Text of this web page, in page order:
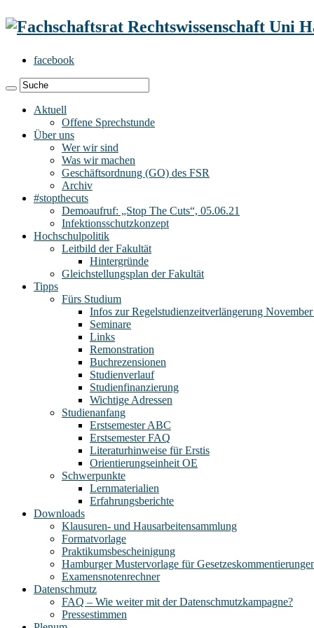
facebook
Aktuell
Offene Sprechstunde
Über uns
Wer wir sind
Was wir machen
Geschäftsordnung (GO) des FSR
Archiv
#stopthecuts
Demoaufruf: „Stop The Cuts“, 05.06.21
Infektionsschutzkonzept
Hochschulpolitik
Leitbild der Fakultät
Hintergründe
Gleichstellungsplan der Fakultät
Tipps
Fürs Studium
Infos zur Regelstudienzeitverlängerung
Seminare
Links
Remonstration
Buchrezensionen
Studienverlauf
Studienfinanzierung
Wichtige Adressen
Studienanfang
Erstsemester ABC
Erstsemester FAQ
Literaturhinweise für Erstis
Orientierungseinheit OE
Schwerpunkte
Lernmaterialien
Erfahrungsberichte
Downloads
Klausuren- und Hausarbeitensammlung
Formatvorlage
Praktikumsbescheinigung
Hamburger Mustervorlage für
Examensnotenrechner
Datenschmutz
FAQ – Wie weiter mit der Datenschmutzkampagne?
Pressestimmen